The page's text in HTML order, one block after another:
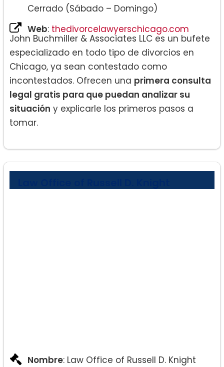
Cerrado (Sábado – Domingo)
Web: thedivorcelawyerschicago.com
John Buchmiller & Associates LLC es un bufete
especializado en todo tipo de divorcios en
Chicago, ya sean contestado como
incontestados. Ofrecen una primera consulta
legal gratis para que puedan analizar su
situación y explicarle los primeros pasos a
tomar.
Nombre: Law Office of Russell D. Knight